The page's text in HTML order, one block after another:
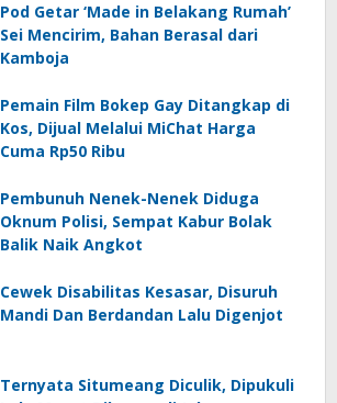
Pod Getar ‘Made in Belakang Rumah’
Sei Mencirim, Bahan Berasal dari
Kamboja
Pemain Film Bokep Gay Ditangkap di
Kos, Dijual Melalui MiChat Harga
Cuma Rp50 Ribu
Pembunuh Nenek-Nenek Diduga
Oknum Polisi, Sempat Kabur Bolak
Balik Naik Angkot
Cewek Disabilitas Kesasar, Disuruh
Mandi Dan Berdandan Lalu Digenjot
Ternyata Situmeang Diculik, Dipukuli